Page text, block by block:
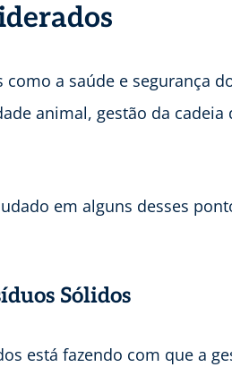
a saúde e segurança
animal, gestão da
em alguns desses
Sólidos
está fazendo com que a